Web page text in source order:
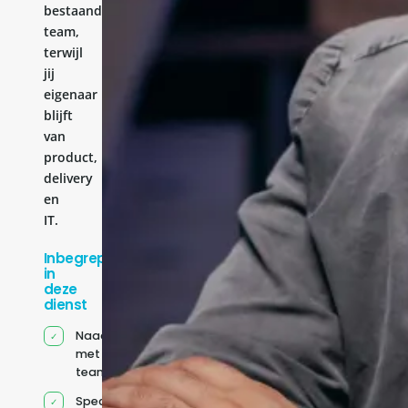
bestaande
team,
terwijl
jij
eigenaar
blijft
van
product,
delivery
en
IT.
Inbegrepen
in
deze
dienst
Naadloze integratie
met jouw bestaande
team
Specifiek voor jou